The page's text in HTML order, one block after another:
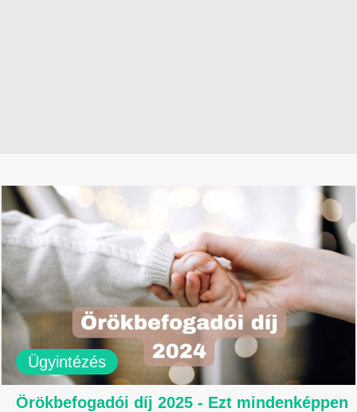
Ügyintézés
Örökbefogadói díj 2025 - Ezt mindenképpen